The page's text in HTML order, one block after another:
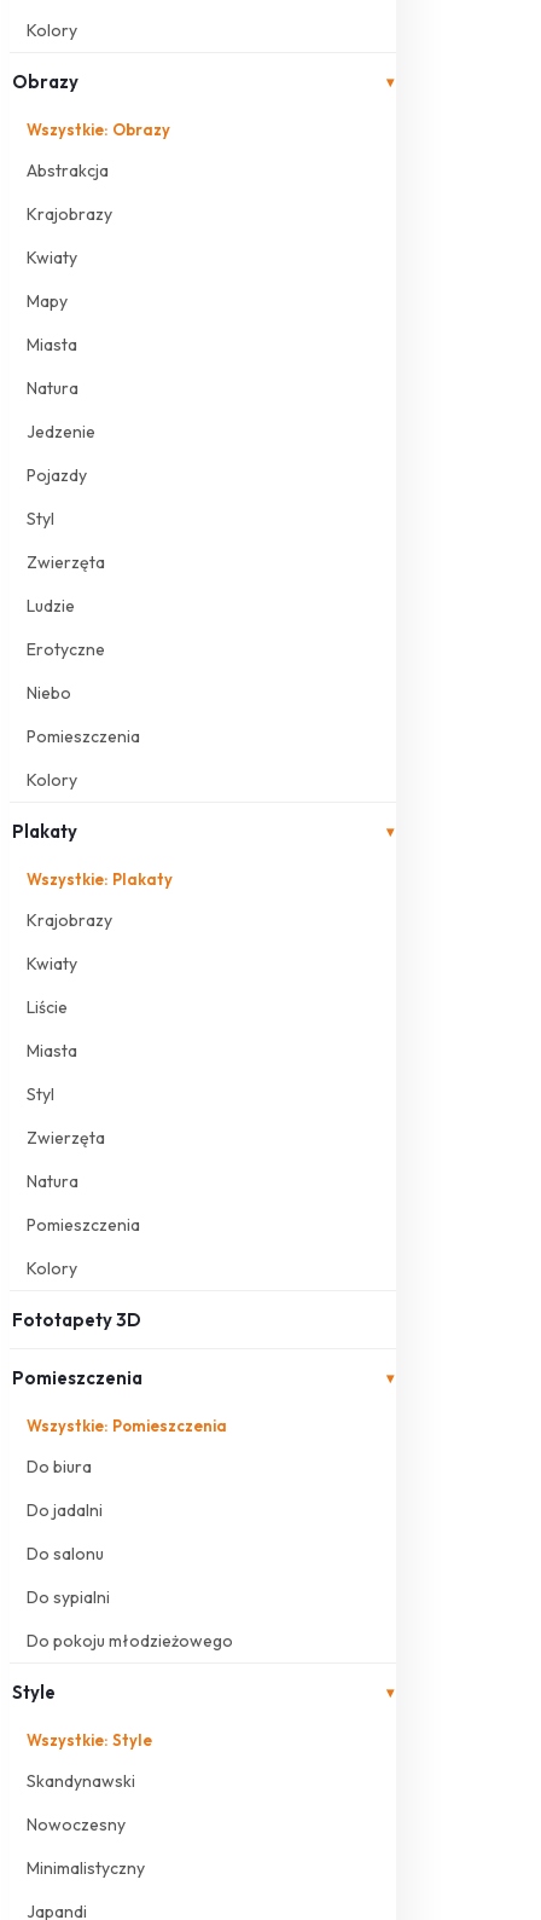
Kolory
Obrazy ▾
Wszystkie: Obrazy
Abstrakcja
Krajobrazy
Kwiaty
Mapy
Miasta
Natura
Jedzenie
Pojazdy
Styl
Zwierzęta
Ludzie
Erotyczne
Niebo
Pomieszczenia
Kolory
Plakaty ▾
Wszystkie: Plakaty
Krajobrazy
Kwiaty
Liście
Miasta
Styl
Zwierzęta
Natura
Pomieszczenia
Kolory
Fototapety 3D
Pomieszczenia ▾
Wszystkie: Pomieszczenia
Do biura
Do jadalni
Do salonu
Do sypialni
Do pokoju młodzieżowego
Style ▾
Wszystkie: Style
Skandynawski
Nowoczesny
Minimalistyczny
Japandi